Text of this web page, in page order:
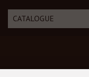
CATALOGUE